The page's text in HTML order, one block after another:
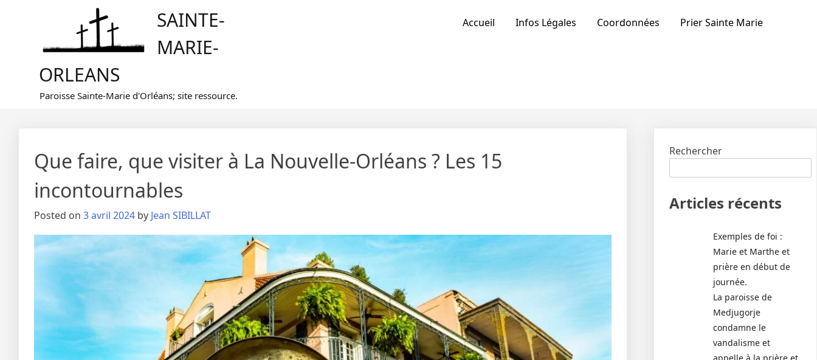
SAINTE-
MARIE-
ORLEANS
Paroisse Sainte-Marie d'Orléans; site ressource.
Accueil Infos Légales Coordonnées Prier Sainte Marie
Que faire, que visiter à La Nouvelle-Orléans ? Les 15
incontournables
Posted on 3 avril 2024 by Jean SIBILLAT
Rechercher
Articles récents
Exemples de foi :
Marie et Marthe et
prière en début de
journée.
La paroisse de
Medjugorje
condamne le
vandalisme et